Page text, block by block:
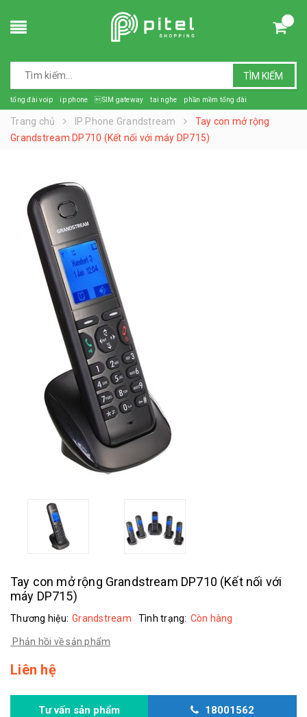
TÌM KIẾM
tổng đài voip ip phone SIM gateway tai nghe phần mềm tổng đài
Trang chủ IP Phone Grandstream
Tay con mở rộng
Grandstream DP710 (Kết nối với máy DP715)
Tay con mở rộng Grandstream DP710 (Kết nối với
máy DP715)
Thương hiệu: Grandstream Tình trạng: Còn hàng
Phản hồi về sản phẩm
Liên hệ
Tư vấn sản phẩm 18001562